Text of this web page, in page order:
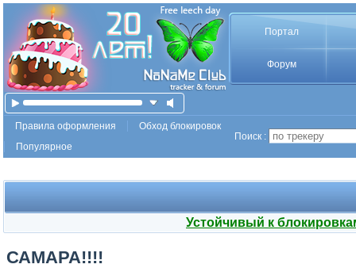
Портал
Форум
Правила оформления
Обход блокировок
Популярное
Поиск :
Устойчивый к
САМАРА!!!!